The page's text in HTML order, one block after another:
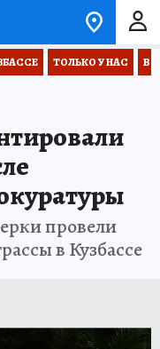
ТОЛЬКО У НАС
провели
в Кузбассе